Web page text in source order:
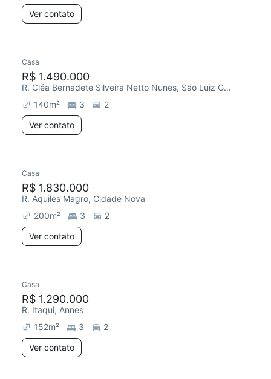
Ver contato
Casa
R$ 1.490.000
R. Cléa Bernadete Silveira Netto Nunes, São Luiz Gonzaga
140m² 3
2
Ver contato
Casa
R$ 1.830.000
R. Aquiles Magro, Cidade Nova
200m² 3
2
Ver contato
Casa
R$ 1.290.000
R. Itaqui, Annes
152m² 3
2
Ver contato